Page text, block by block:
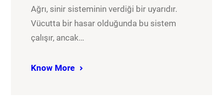
Ağrı, sinir sisteminin verdiği bir uyarıdır.
Vücutta bir hasar olduğunda bu sistem
çalışır, ancak…
Know More